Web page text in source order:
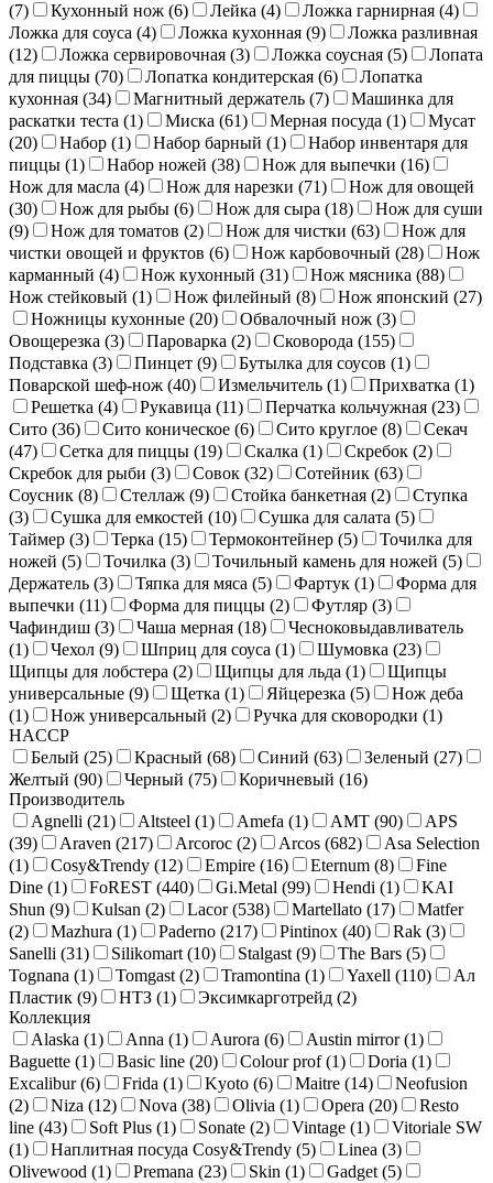
(7) Кухонный нож (6) Лейка (4) Ложка гарнирная (4)
Ложка для соуса (4) Ложка кухонная (9)
Ложка разливная
(12) Ложка сервировочная (3) Ложка соусная (5)
Лопата
для пиццы (70) Лопатка кондитерская (6)
Лопатка
кухонная (34) Магнитный держатель (7)
Машинка для
раскатки теста (1) Миска (61) Мерная посуда (1)
Мусат
(20) Набор (1) Набор барный (1)
Набор инвентаря для
пиццы (1) Набор ножей (38) Нож для выпечки (16)
Нож для масла (4) Нож для нарезки (71)
Нож для овощей
(30) Нож для рыбы (6) Нож для сыра (18)
Нож для суши
(9) Нож для томатов (2) Нож для чистки (63)
Нож для
чистки овощей и фруктов (6) Нож карбовочный (28)
Нож
карманный (4) Нож кухонный (31) Нож мясника (88)
Нож стейковый (1) Нож филейный (8) Нож японский (27)
Ножницы кухонные (20) Обвалочный нож (3)
Овощерезка (3) Пароварка (2) Сковорода (155)
Подставка (3) Пинцет (9) Бутылка для соусов (1)
Поварской шеф-нож (40) Измельчитель (1) Прихватка (1)
Решетка (4) Рукавица (11) Перчатка кольчужная (23)
Сито (36) Сито коническое (6) Сито круглое (8)
Секач
(47) Сетка для пиццы (19) Скалка (1) Скребок (2)
Скребок для рыби (3) Совок (32) Сотейник (63)
Соусник (8) Стеллаж (9) Стойка банкетная (2)
Ступка
(3) Сушка для емкостей (10) Сушка для салата (5)
Таймер (3) Терка (15) Термоконтейнер (5)
Точилка для
ножей (5) Точилка (3) Точильный камень для ножей (5)
Держатель (3) Тяпка для мяса (5) Фартук (1)
Форма для
выпечки (11) Форма для пиццы (2) Футляр (3)
Чафиндиш (3) Чаша мерная (18)
Чесноковыдавливатель
(1) Чехол (9) Шприц для соуса (1) Шумовка (23)
Щипцы для лобстера (2) Щипцы для льда (1)
Щипцы
универсальные (9) Щетка (1) Яйцерезка (5)
Нож деба
(1) Нож универсальный (2) Ручка для сковородки (1)
HACCP
Белый (25) Красный (68) Синий (63) Зеленый (27)
Желтый (90) Черный (75) Коричневый (16)
Производитель
Agnelli (21) Altsteel (1) Amefa (1) AMT (90)
APS
(39) Araven (217) Arcoroc (2) Arcos (682)
Asa Selection
(1) Cosy&Trendy (12) Empire (16) Eternum (8)
Fine
Dine (1) FoREST (440) Gi.Metal (99) Hendi (1)
KAI
Shun (9) Kulsan (2) Lacor (538) Martellato (17)
Matfer
(2) Mazhura (1) Paderno (217) Pintinox (40) Rak (3)
Sanelli (31) Silikomart (10) Stalgast (9) The Bars (5)
Tognana (1) Tomgast (2) Tramontina (1) Yaxell (110)
Ал
Пластик (9) НТЗ (1) Эксимкарготрейд (2)
Коллекция
Alaska (1) Anna (1) Aurora (6) Austin mirror (1)
Baguette (1) Basic line (20) Colour prof (1) Doria (1)
Excalibur (6) Frida (1) Kyoto (6) Maitre (14)
Neofusion
(2) Niza (12) Nova (38) Olivia (1) Opera (20)
Resto
line (43) Soft Plus (1) Sonate (2) Vintage (1)
Vitoriale SW
(1) Наплитная посуда Cosy&Trendy (5) Linea (3)
Olivewood (1) Premana (23) Skin (1) Gadget (5)